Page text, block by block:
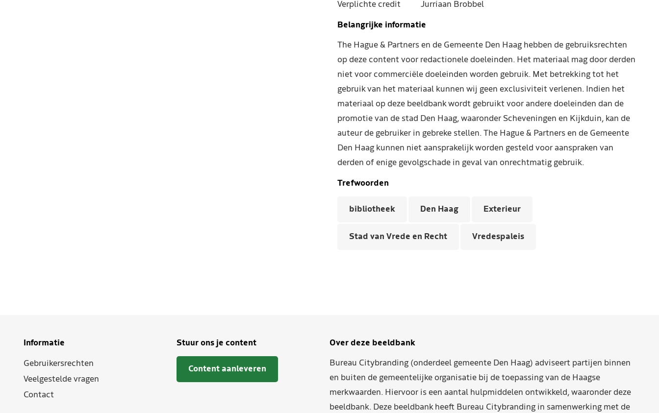
Verplichte credit
Jurriaan Brobbel
Belangrijke informatie
The Hague & Partners en de Gemeente Den Haag hebben de gebruiksrechten
op deze content voor redactionele doeleinden. Het materiaal mag door derden
niet voor commerciële doeleinden worden gebruik. Met betrekking tot het
gebruik van het materiaal kunnen wij geen exclusiviteit verlenen. Indien het
materiaal op deze beeldbank wordt gebruikt voor andere doeleinden dan de
promotie van de stad Den Haag, waaronder Scheveningen en Kijkduin, kan de
auteur de gebruiker in gebreke stellen. The Hague & Partners en de Gemeente
Den Haag kunnen niet aansprakelijk worden gesteld voor aanspraken van
derden of enige gevolgschade in geval van onrechtmatig gebruik.
Trefwoorden
bibliotheek Den Haag Exterieur
Stad van Vrede en Recht Vredespaleis
Informatie
Gebruikersrechten
Veelgestelde vragen
Contact
Stuur ons je content
Content aanleveren
Over deze beeldbank
Bureau Citybranding (onderdeel gemeente Den Haag) adviseert partijen binnen
en buiten de gemeentelijke organisatie bij de toepassing van de Haagse
merkwaarden. Hiervoor is een aantal hulpmiddelen ontwikkeld, waaronder deze
beeldbank. Deze beeldbank heeft Bureau Citybranding in samenwerking met de